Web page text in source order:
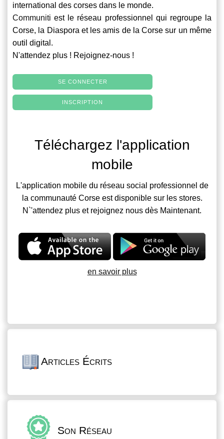
international des corses dans le monde.
Communiti est le réseau professionnel qui regroupe la
Corse, la Diaspora et les amis de la Corse sur un même
outil digital.
N'attendez plus ! Rejoignez-nous !
SE CONNECTER
INSCRIPTION
Téléchargez l'application
mobile
L'application mobile du réseau social professionnel de
la communauté Corse est disponible sur les stores.
N`'attendez plus et rejoignez nous dès Maintenant.
en savoir plus
Articles Écrits
Son Réseau